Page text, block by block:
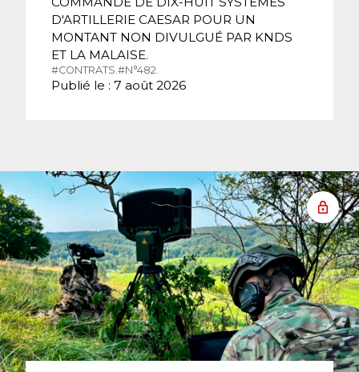
D'ARTILLERIE CAESAR POUR UN
MONTANT NON DIVULGUÉ PAR KNDS
ET LA MALAISE.
#CONTRATS. #N°482.
Publié le : 7 août 2026